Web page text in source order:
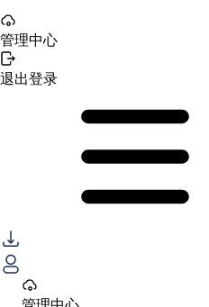
管理中心
退出登录